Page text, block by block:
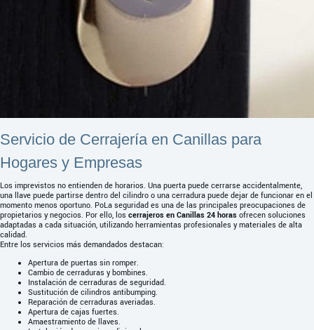
Servicio de Cerrajería en Canillas para
Hogares y Empresas
Los imprevistos no entienden de horarios. Una puerta puede cerrarse accidentalmente,
una llave puede partirse dentro del cilindro o una cerradura puede dejar de funcionar en el
momento menos oportuno. PoLa seguridad es una de las principales preocupaciones de
propietarios y negocios. Por ello, los cerrajeros en Canillas 24 horas ofrecen soluciones
adaptadas a cada situación, utilizando herramientas profesionales y materiales de alta
calidad.
Entre los servicios más demandados destacan:
Apertura de puertas sin romper.
Cambio de cerraduras y bombines.
Instalación de cerraduras de seguridad.
Sustitución de cilindros antibumping.
Reparación de cerraduras averiadas.
Apertura de cajas fuertes.
Amaestramiento de llaves.